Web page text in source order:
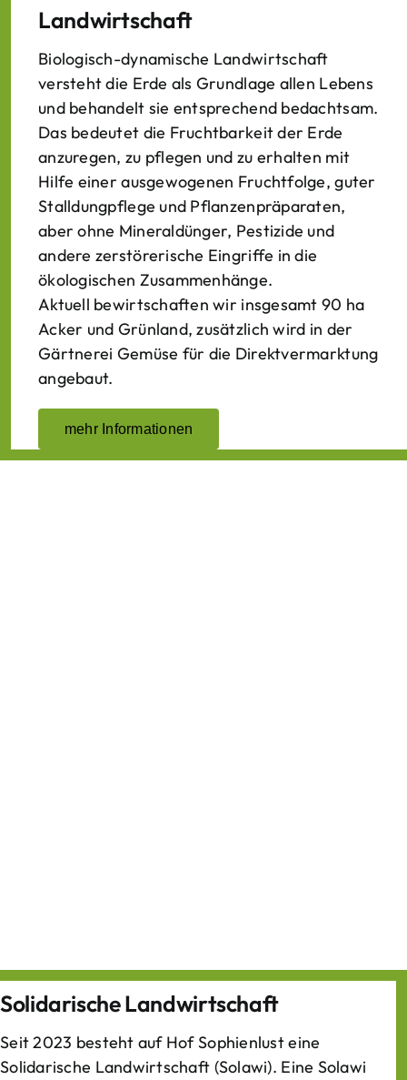
Landwirtschaft
Biologisch-dynamische Landwirtschaft
versteht die Erde als Grundlage allen Lebens
und behandelt sie entsprechend bedachtsam.
Das bedeutet die Fruchtbarkeit der Erde
anzuregen, zu pflegen und zu erhalten mit
Hilfe einer ausgewogenen Fruchtfolge, guter
Stalldungpflege und Pflanzenpräparaten,
aber ohne Mineraldünger, Pestizide und
andere zerstörerische Eingriffe in die
ökologischen Zusammenhänge.
Aktuell bewirtschaften wir insgesamt 90 ha
Acker und Grünland, zusätzlich wird in der
Gärtnerei Gemüse für die Direktvermarktung
angebaut.
mehr Informationen
Solidarische Landwirtschaft
Seit 2023 besteht auf Hof Sophienlust eine
Solidarische Landwirtschaft (Solawi). Eine Solawi